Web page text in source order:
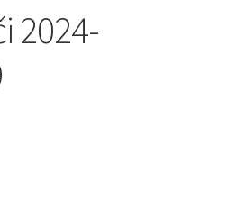
2024-